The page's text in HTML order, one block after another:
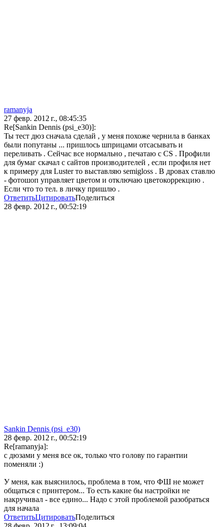
ramanyja
27 февр. 2012 г., 08:45:35
Re[Sankin Dennis (psi_e30)]:
Ты тест дюз сначала сделай , у меня похоже чернила в банках
были попутаны ... пришлось шприцами отсасывать и
переливать . Сейчас все нормально , печатаю с CS . Профили
для бумаг скачал с сайтов производителей , если профиля нет
к примеру для Luster то выставляю semigloss . В дровах ставлю
- фотошоп управляет цветом и отключаю цветокоррекцию .
Если что то тел. в личку пришлю .
ОтветитьЦитироватьПоделиться
28 февр. 2012 г., 00:52:19
Sankin Dennis (psi_e30)
28 февр. 2012 г., 00:52:19
Re[ramanyja]:
с дюзами у меня все ок, только что голову по гарантии
поменяли :)
У меня, как выяснилось, проблема в том, что ФШ не может
общаться с принтером... То есть какие бы настройки не
накручивал - все едино... Надо с этой проблемой разобраться
для начала
ОтветитьЦитироватьПоделиться